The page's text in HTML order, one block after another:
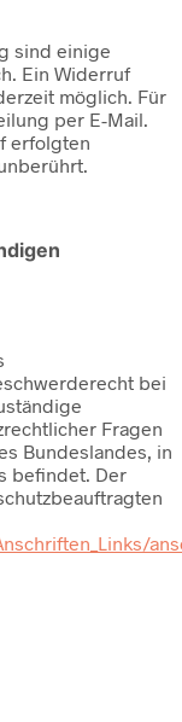
sind einige
Ein Widerruf
möglich. Für
per E-Mail.
erfolgten
bei
Fragen
Bundeslandes, in
befindet. Der